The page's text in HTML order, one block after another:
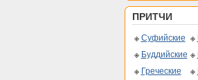
ПРИТЧИ
Суфийские
Буддийские
Греческие